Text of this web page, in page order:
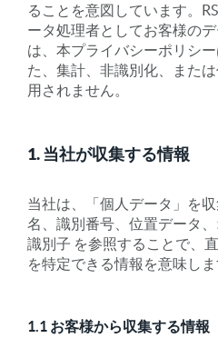
ることを意図しています。
ータ処理者としてお客様の
は、本プライバシーポリシ
た、集計、非識別化、また
用されません。
1. 当社が収集する情報
当社は、「個人データ」を
名、識別番号、位置データ
識別子 を参照することで、
を特定できる情報を意味しま
1.1 お客様から収集する情報